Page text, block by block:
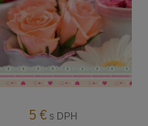
5 € s DPH